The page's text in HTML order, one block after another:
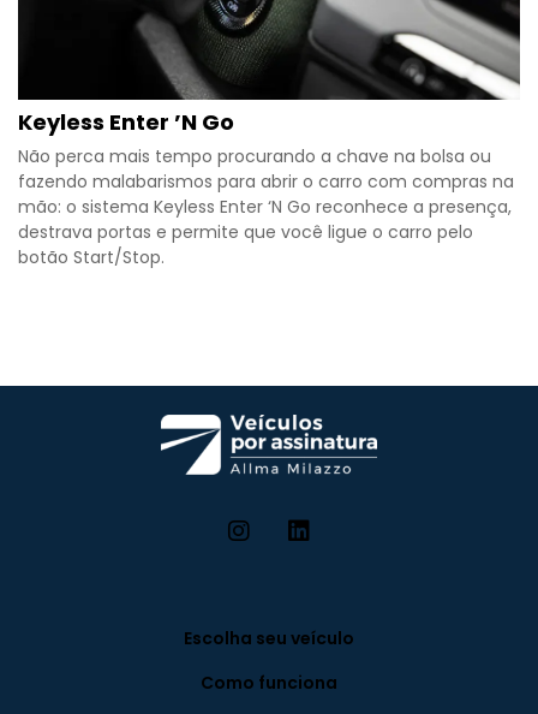
Keyless Enter ’N Go
Não perca mais tempo procurando a chave na bolsa ou
fazendo malabarismos para abrir o carro com compras na
mão: o sistema Keyless Enter ‘N Go reconhece a presença,
destrava portas e permite que você ligue o carro pelo
botão Start/Stop.
Escolha seu veículo
Como funciona